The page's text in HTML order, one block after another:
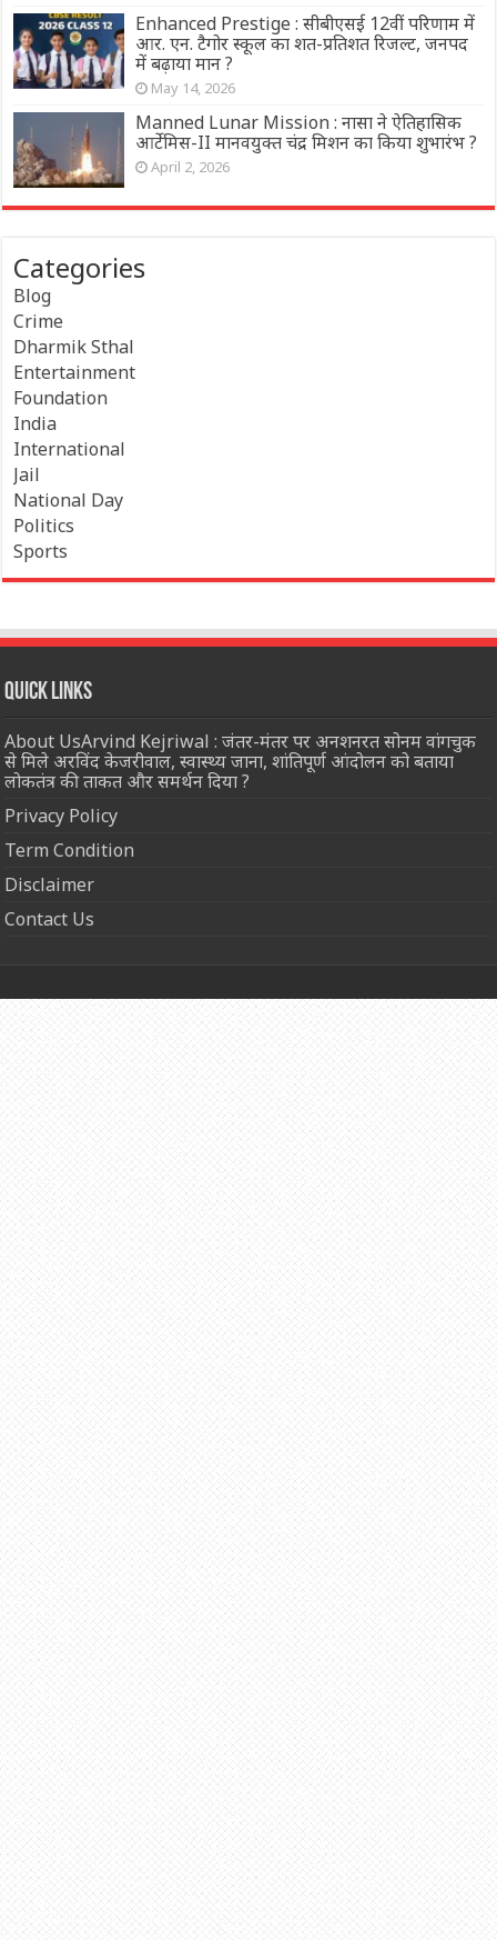
Enhanced Prestige : सीबीएसई 12वीं परिणाम में
आर. एन. टैगोर स्कूल का शत-प्रतिशत रिजल्ट, जनपद
में बढ़ाया मान ?
May 14, 2026
Manned Lunar Mission : नासा ने ऐतिहासिक
आर्टेमिस-II मानवयुक्त चंद्र मिशन का किया शुभारंभ ?
April 2, 2026
Categories
Blog
Crime
Dharmik Sthal
Entertainment
Foundation
India
International
Jail
National Day
Politics
Sports
Quick Links
About UsArvind Kejriwal : जंतर-मंतर पर अनशनरत सोनम वांगचुक
से मिले अरविंद केजरीवाल, स्वास्थ्य जाना, शांतिपूर्ण आंदोलन को बताया
लोकतंत्र की ताकत और समर्थन दिया ?
Privacy Policy
Term Condition
Disclaimer
Contact Us